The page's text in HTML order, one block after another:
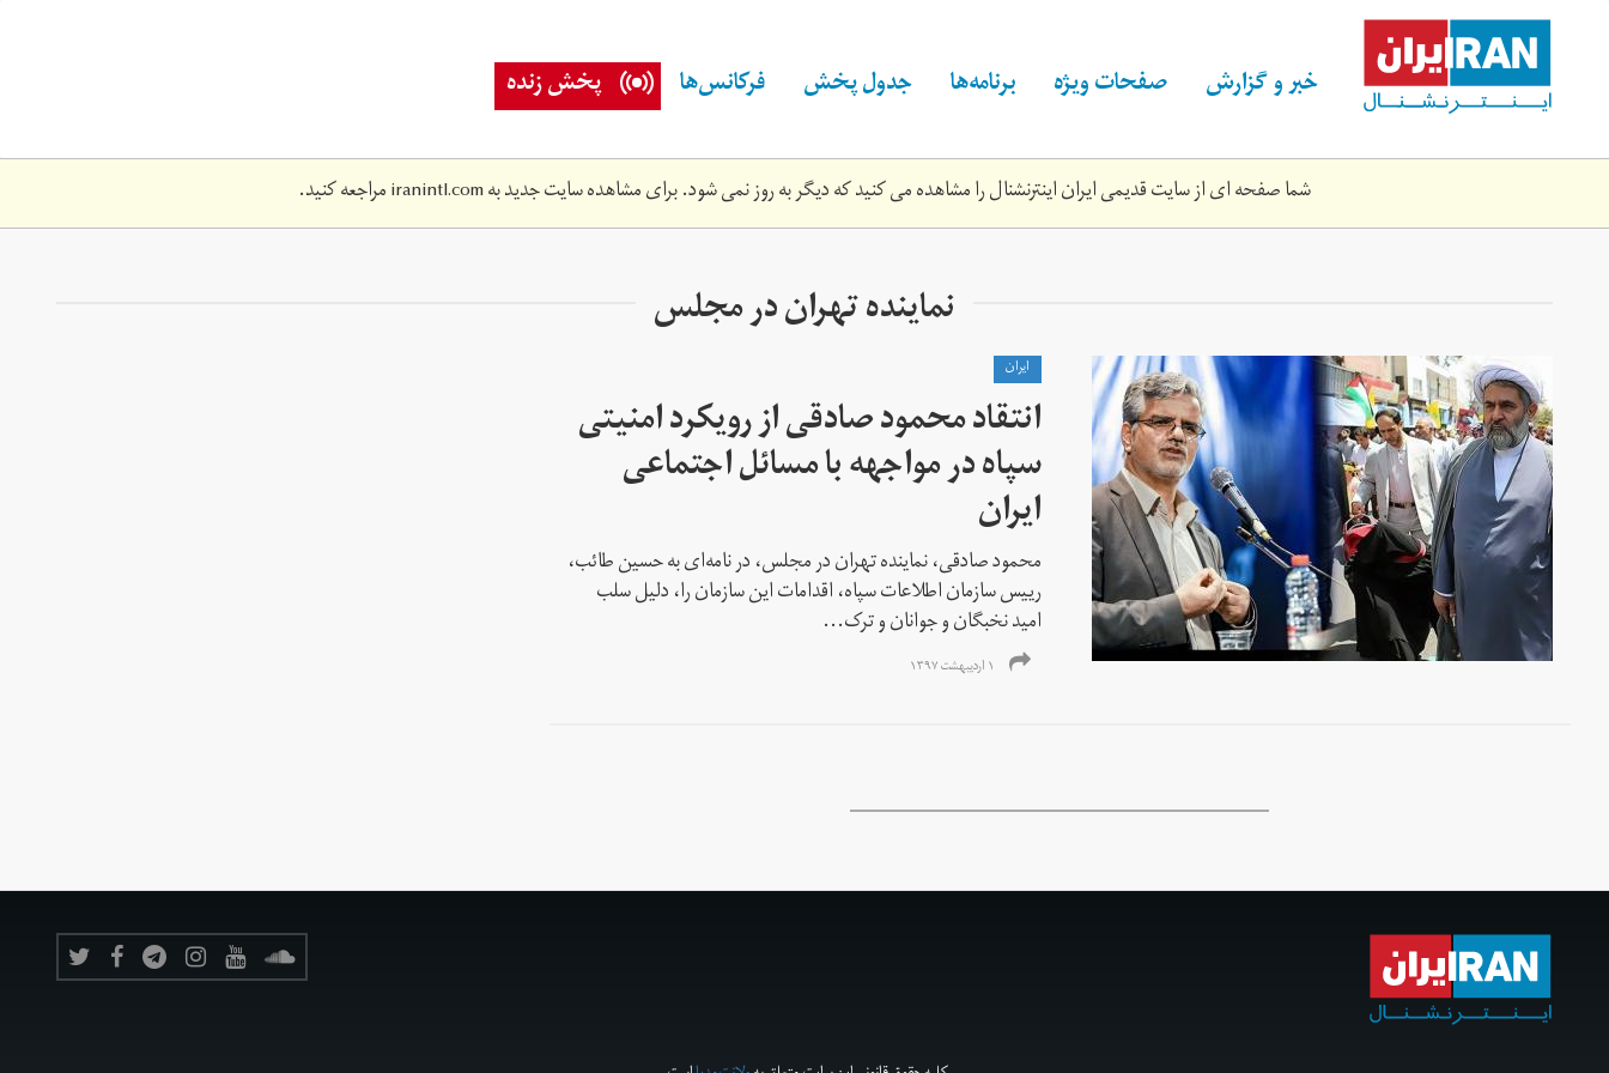
content خبر و گزارش صفحات ویژه برنامه‌ها جدول پخش فرکانس‌ها پخش زنده
شما صفحه ای از سایت قدیمی ایران اینترنشنال را مشاهده می کنید که دیگر به روز نمی شود. برای مشاهده سایت جدید بهiranintl.comمراجعه کنید.
نماینده تهران در مجلس
ايران
انتقاد محمود صادقی از رویکرد امنیتی
سپاه در مواجهه با مسائل اجتماعی
ایران
محمود صادقی، نماینده تهران در مجلس، در نامه‌ای به حسین طائب،
رییس سازمان اطلاعات سپاه، اقدامات این سازمان را، دلیل سلب
امید نخبگان و جوانان و ترک...
۱ اردیبهشت ۱۳۹۷